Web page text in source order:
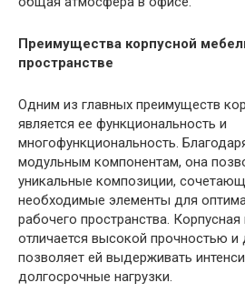
Преимущества корпусной
пространстве
Одним из главных преимуществ
является ее функциональность и
многофункциональность.
модульным компонентам, она
уникальные композиции,
необходимые элементы для
рабочего пространства.
отличается высокой прочностью и
позволяет ей выдерживать
долгосрочные нагрузки.